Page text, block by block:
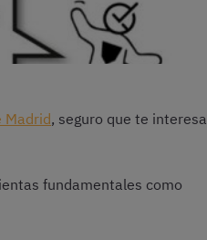
Madrid, seguro que te interesa
fundamentales como